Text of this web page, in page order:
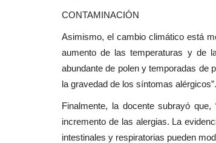
CONTAMINACIÓN
Asimismo, el cambio climático está
aumento de las temperaturas y de
abundante de polen y temporadas de
la gravedad de los síntomas alérgicos”.
Finalmente, la docente subrayó
incremento de las alergias. La
intestinales y respiratorias pueden